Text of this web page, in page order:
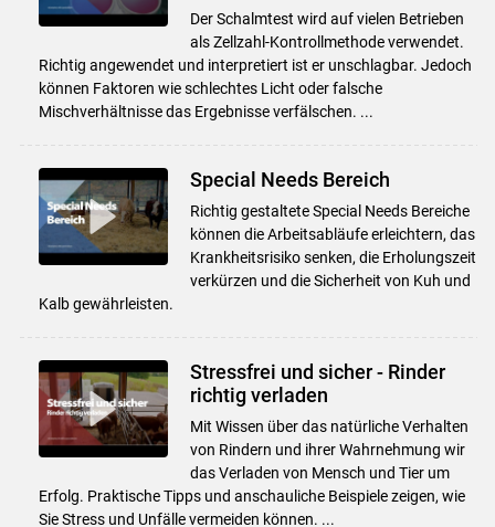
Skip to main content
Der Schalmtest wird auf vielen Betrieben
als Zellzahl-Kontrollmethode verwendet.
Richtig angewendet und interpretiert ist er unschlagbar. Jedoch
können Faktoren wie schlechtes Licht oder falsche
Mischverhältnisse das Ergebnisse verfälschen. ...
Special Needs Bereich
Richtig gestaltete Special Needs Bereiche
können die Arbeitsabläufe erleichtern, das
Krankheitsrisiko senken, die Erholungszeit
verkürzen und die Sicherheit von Kuh und
Kalb gewährleisten.
Stressfrei und sicher - Rinder
richtig verladen
Mit Wissen über das natürliche Verhalten
von Rindern und ihrer Wahrnehmung wir
das Verladen von Mensch und Tier um
Erfolg. Praktische Tipps und anschauliche Beispiele zeigen, wie
Sie Stress und Unfälle vermeiden können. ...